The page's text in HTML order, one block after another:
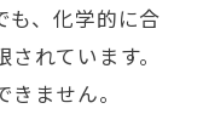
も、化学的に合
れています。
ません。